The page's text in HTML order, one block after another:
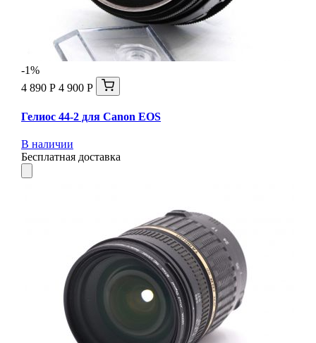
-1%
4 890 Р 4 900 Р
Гелиос 44-2 для Canon EOS
В наличии
Бесплатная доставка